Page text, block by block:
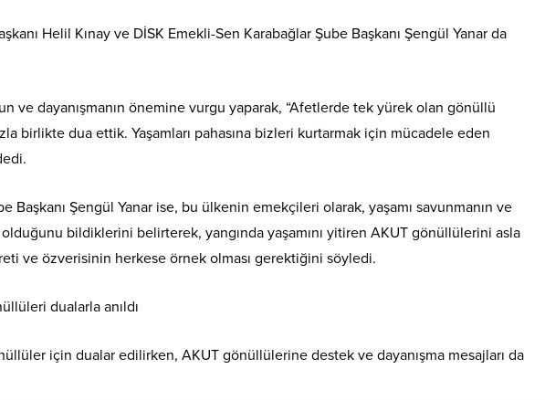
Helil Kınay ve DİSK Emekli-Sen Karabağlar Şube Başkanı Şengül Yanar da
ve dayanışmanın önemine vurgu yaparak, “Afetlerde tek yürek olan gönüllü
birlikte dua ettik. Yaşamları pahasına bizleri kurtarmak için mücadele eden
Başkanı Şengül Yanar ise, bu ülkenin emekçileri olarak, yaşamı savunmanın ve
olduğunu bildiklerini belirterek, yangında yaşamını yitiren AKUT gönüllülerini asla
ve özverisinin herkese örnek olması gerektiğini söyledi.
için dualar edilirken, AKUT gönüllülerine destek ve dayanışma mesajları da